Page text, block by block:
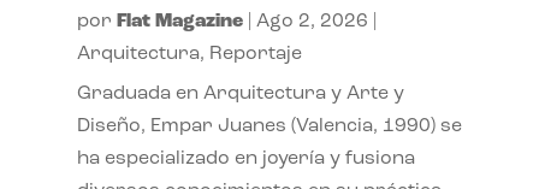
por Flat Magazine| Ago 2, 2026
Arquitectura, Reportaje
Graduada en Arquitectura y Arte y
Diseño, Empar Juanes (Valencia, 1990) se
ha especializado en joyería y fusiona